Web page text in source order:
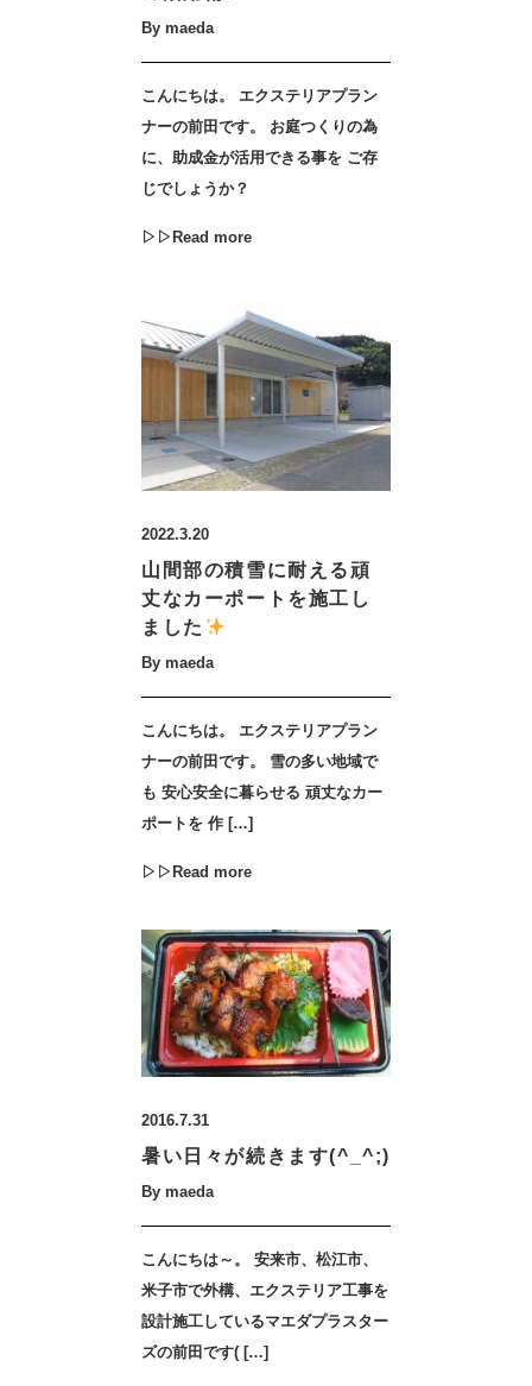
By maeda
こんにちは。 エクステリアプラン
ナーの前田です。 お庭つくりの為
に、助成金が活用できる事を ご存
じでしょうか？
▷▷Read more
2022.3.20
山間部の積雪に耐える頑
丈なカーポートを施工し
ました
By maeda
こんにちは。 エクステリアプラン
ナーの前田です。 雪の多い地域で
も 安心安全に暮らせる 頑丈なカー
ポートを 作 […]
▷▷Read more
2016.7.31
暑い日々が続きます(^_^;)
By maeda
こんにちは～。 安来市、松江市、
米子市で外構、エクステリア工事を
設計施工しているマエダプラスター
ズの前田です( […]